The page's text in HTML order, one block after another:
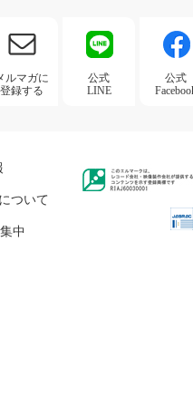
ルマガに
登録する
公式
LINE
公式
ついて
中